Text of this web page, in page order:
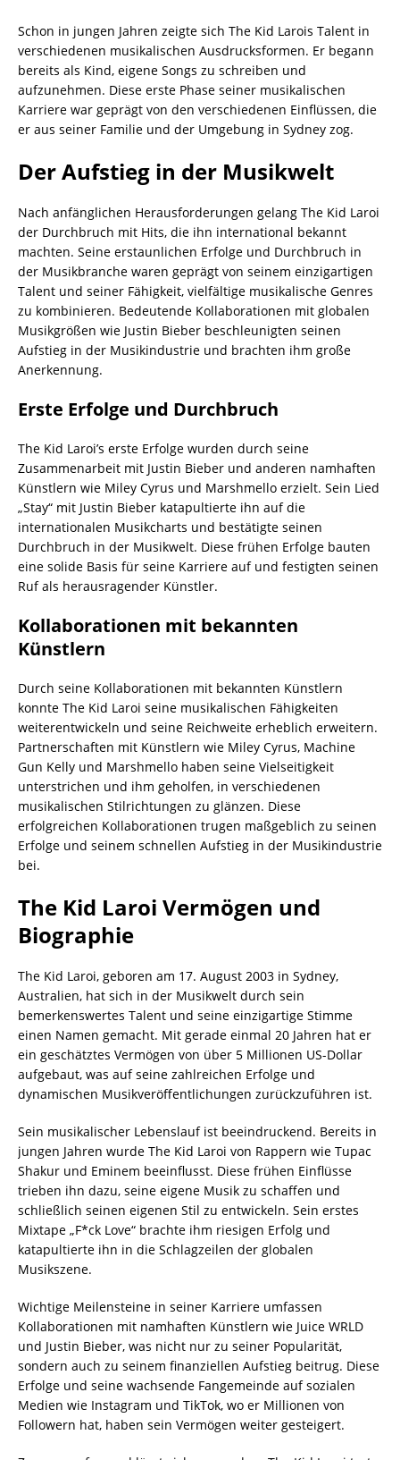
Schon in jungen Jahren zeigte sich The Kid Larois Talent in
verschiedenen musikalischen Ausdrucksformen. Er begann
bereits als Kind, eigene Songs zu schreiben und
aufzunehmen. Diese erste Phase seiner musikalischen
Karriere war geprägt von den verschiedenen Einflüssen, die
er aus seiner Familie und der Umgebung in Sydney zog.
Der Aufstieg in der Musikwelt
Nach anfänglichen Herausforderungen gelang The Kid Laroi
der Durchbruch mit Hits, die ihn international bekannt
machten. Seine erstaunlichen Erfolge und Durchbruch in
der Musikbranche waren geprägt von seinem einzigartigen
Talent und seiner Fähigkeit, vielfältige musikalische Genres
zu kombinieren. Bedeutende Kollaborationen mit globalen
Musikgrößen wie Justin Bieber beschleunigten seinen
Aufstieg in der Musikindustrie und brachten ihm große
Anerkennung.
Erste Erfolge und Durchbruch
The Kid Laroi’s erste Erfolge wurden durch seine
Zusammenarbeit mit Justin Bieber und anderen namhaften
Künstlern wie Miley Cyrus und Marshmello erzielt. Sein Lied
„Stay“ mit Justin Bieber katapultierte ihn auf die
internationalen Musikcharts und bestätigte seinen
Durchbruch in der Musikwelt. Diese frühen Erfolge bauten
eine solide Basis für seine Karriere auf und festigten seinen
Ruf als herausragender Künstler.
Kollaborationen mit bekannten
Künstlern
Durch seine Kollaborationen mit bekannten Künstlern
konnte The Kid Laroi seine musikalischen Fähigkeiten
weiterentwickeln und seine Reichweite erheblich erweitern.
Partnerschaften mit Künstlern wie Miley Cyrus, Machine
Gun Kelly und Marshmello haben seine Vielseitigkeit
unterstrichen und ihm geholfen, in verschiedenen
musikalischen Stilrichtungen zu glänzen. Diese
erfolgreichen Kollaborationen trugen maßgeblich zu seinen
Erfolge und seinem schnellen Aufstieg in der Musikindustrie
bei.
The Kid Laroi Vermögen und
Biographie
The Kid Laroi, geboren am 17. August 2003 in Sydney,
Australien, hat sich in der Musikwelt durch sein
bemerkenswertes Talent und seine einzigartige Stimme
einen Namen gemacht. Mit gerade einmal 20 Jahren hat er
ein geschätztes Vermögen von über 5 Millionen US-Dollar
aufgebaut, was auf seine zahlreichen Erfolge und
dynamischen Musikveröffentlichungen zurückzuführen ist.
Sein musikalischer Lebenslauf ist beeindruckend. Bereits in
jungen Jahren wurde The Kid Laroi von Rappern wie Tupac
Shakur und Eminem beeinflusst. Diese frühen Einflüsse
trieben ihn dazu, seine eigene Musik zu schaffen und
schließlich seinen eigenen Stil zu entwickeln. Sein erstes
Mixtape „F*ck Love“ brachte ihm riesigen Erfolg und
katapultierte ihn in die Schlagzeilen der globalen
Musikszene.
Wichtige Meilensteine in seiner Karriere umfassen
Kollaborationen mit namhaften Künstlern wie Juice WRLD
und Justin Bieber, was nicht nur zu seiner Popularität,
sondern auch zu seinem finanziellen Aufstieg beitrug. Diese
Erfolge und seine wachsende Fangemeinde auf sozialen
Medien wie Instagram und TikTok, wo er Millionen von
Followern hat, haben sein Vermögen weiter gesteigert.